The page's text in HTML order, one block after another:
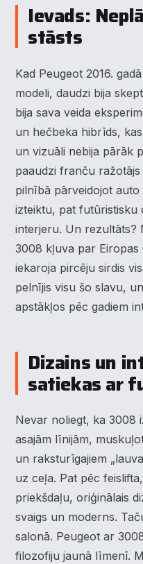
Ievads:
stāsts
Kad Peugeot 2016.
modeli, daudzi bija
bija sava veida
un hečbeka hibrīds,
un vizuāli nebija pārāk
paaudzi franču
pilnībā pārveidojot
izteiktu, pat futūristisku
interjeru. Un rezultāts?
3008 kļuva par Eiropas
iekaroja pircēju sirdis
pelnījis visu šo slavu,
apstākļos pēc gadiem
Dizains un
satiekas ar
Nevar noliegt, ka 3008
asajām līnijām,
un raksturīgajiem
uz ceļa. Pat pēc
priekšdaļu, oriģinālais
svaigs un moderns.
salonā. Peugeot ar
filozofiju jaunā līmenī.